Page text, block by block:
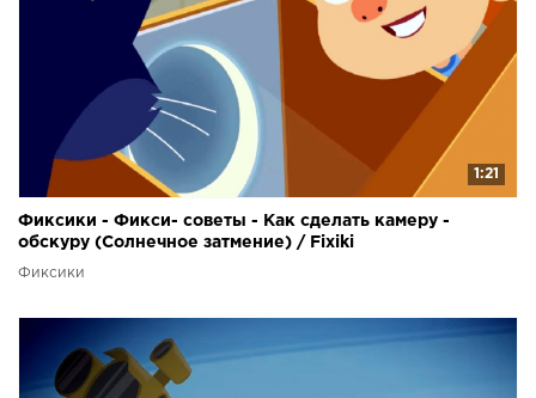
1:21
Фиксики - Фикси- советы - Как сделать камеру -
обскуру (Солнечное затмение) / Fixiki
Фиксики